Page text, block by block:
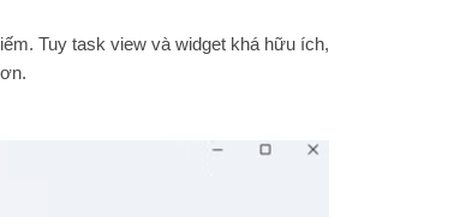
Tuy task view và widget khá hữu ích,